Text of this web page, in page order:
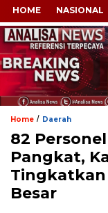
HOME NASIONAL
Home / Daerah
82
Pangkat,
Tingkatkan
Besar